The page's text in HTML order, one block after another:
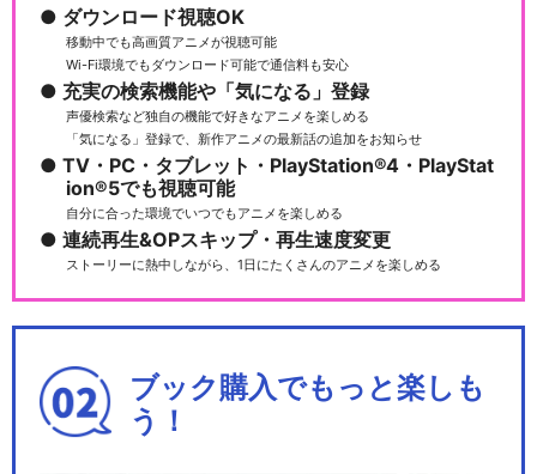
バンドリ！ ガールズバンドパ
ーティ！ 5th …
ダウンロード視聴OK
移動中でも高画質アニメが視聴可能
Wi-Fi環境でもダウンロード可能で通信料も安心
充実の検索機能や「気になる」登録
声優検索など独自の機能で好きなアニメを楽しめる
「気になる」登録で、新作アニメの最新話の追加をお知らせ
TV・PC・タブレット・PlayStation®4・PlayStat
ion®5でも視聴可能
自分に合った環境でいつでもアニメを楽しめる
連続再生&OPスキップ・再生速度変更
ストーリーに熱中しながら、1日にたくさんのアニメを楽しめる
ブック購入でもっと楽しも
う！